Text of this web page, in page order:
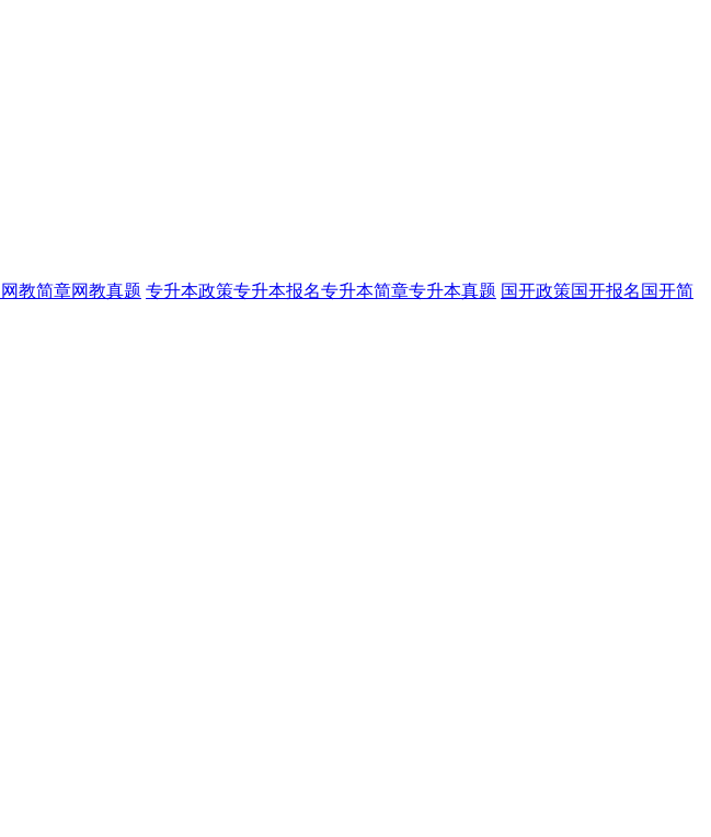
网教简章网教真题 专升本政策专升本报名专升本简章专升本真题 国开政策国开报名 国开简